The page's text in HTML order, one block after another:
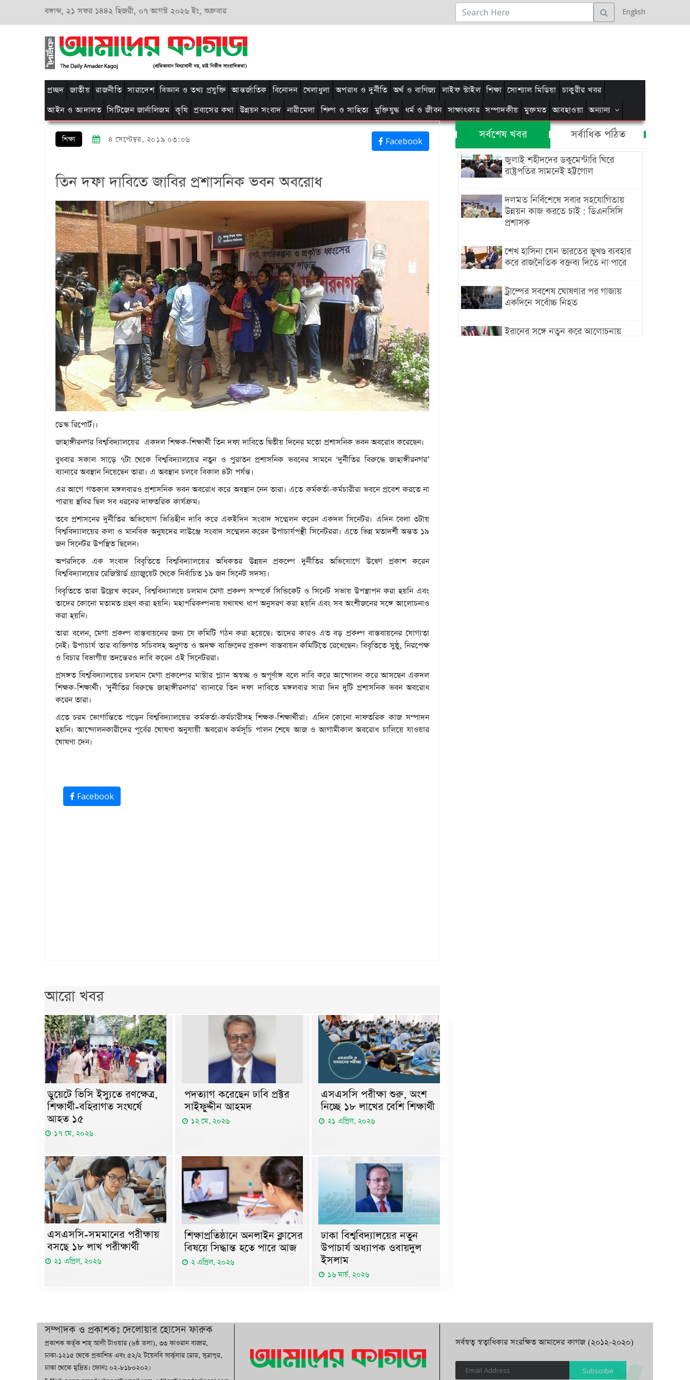
বঙ্গাব্দ, ২১ সফর ১৪৪২ হিজরী, ০৭ আগস্ট ২০২৬ ইং, শুক্রবার English
প্রচ্ছদ জাতীয় রাজনীতি সারাদেশ বিজ্ঞান ও তথ্য প্রযুক্তি আন্তর্জাতিক বিনোদন খেলাধুলা অপরাধ ও দুর্নীতি অর্থ ও বাণিজ্য লাইফ স্টাইল শিক্ষা সোশ্যাল মিডিয়া চাকুরীর খবর
আইন ও আদালত সিটিজেন জার্নালিজম কৃষি প্রবাসের কথা উন্নয়ন সংবাদ নারীমেলা শিল্প ও সাহিত্য মুক্তিযুদ্ধ ধর্ম ও জীবন সাক্ষাৎকার সম্পাদকীয় মুক্তমত আবহাওয়া অন্যান্য
শিক্ষা ৪ সেপ্টেম্বর, ২০১৯ ০৩:০৬ Facebook
তিন দফা দাবিতে জাবির প্রশাসনিক ভবন অবরোধ
ডেস্ক রিপোর্ট।।
জাহাঙ্গীরনগর বিশ্ববিদ্যালয়ের একদল শিক্ষক-শিক্ষার্থী তিন দফা দাবিতে দ্বিতীয় দিনের মতো প্রশাসনিক ভবন অবরোধ করেছেন।
বুধবার সকাল সাড়ে ৭টা থেকে বিশ্ববিদ্যালয়ের নতুন ও পুরাতন প্রশাসনিক ভবনের সামনে ‘দুর্নীতির বিরুদ্ধে জাহাঙ্গীরনগর’
ব্যানারে অবস্থান নিয়েছেন তারা। এ অবস্থান চলবে বিকাল ৪টা পর্যন্ত।
এর আগে গতকাল মঙ্গলবারও প্রশাসনিক ভবন অবরোধ করে অবস্থান নেন তারা। এতে কর্মকর্তা-কর্মচারীরা ভবনে প্রবেশ করতে না
পারায় স্থবির ছিল সব ধরনের দাফতরিক কার্যক্রম।
তবে প্রশাসনের দুর্নীতির অভিযোগ ভিত্তিহীন দাবি করে একইদিন সংবাদ সম্মেলন করেন একদল সিনেটর। এদিন বেলা ৩টায়
বিশ্ববিদ্যালয়ের কলা ও মানবিক অনুষদের লাউঞ্জে সংবাদ সম্মেলন করেন উপাচার্যপন্থী সিনেটররা। এতে ভিন্ন মতাদর্শী অন্তত ১৯
জন সিনেটর উপস্থিত ছিলেন।
অপরদিকে এক সংবাদ বিবৃতিতে বিশ্ববিদ্যালয়ের অধিকতর উন্নয়ন প্রকল্পে দুর্নীতির অভিযোগে উদ্বেগ প্রকাশ করেন
বিশ্ববিদ্যালয়ের রেজিস্টার্ড গ্র্যাজুয়েট থেকে নির্বাচিত ১৯ জন সিনেট সদস্য।
বিবৃতিতে তারা উল্লেখ করেন, বিশ্ববিদ্যালয়ে চলমান মেগা প্রকল্প সম্পর্কে সিন্ডিকেট ও সিনেট সভায় উপস্থাপন করা হয়নি এবং
তাদের কোনো মতামত গ্রহণ করা হয়নি। মহাপরিকল্পনায় যথাযথ ধাপ অনুসরণ করা হয়নি এবং সব অংশীজনের সঙ্গে আলোচনাও
করা হয়নি।
তারা বলেন, মেগা প্রকল্প বাস্তবায়নের জন্য যে কমিটি গঠন করা হয়েছে। তাদের কারও এত বড় প্রকল্প বাস্তবায়নের যোগ্যতা
নেই। উপাচার্য তার ব্যক্তিগত সচিবসহ অনুগত ও অদক্ষ ব্যক্তিদের প্রকল্প বাস্তবায়ন কমিটিতে রেখেছেন। বিবৃতিতে সুষ্ঠু, নিরপেক্ষ
ও বিচার বিভাগীয় তদন্তেরও দাবি করেন এই সিনেটররা।
প্রসঙ্গত বিশ্ববিদ্যালয়ের চলমান মেগা প্রকল্পের মাস্টার প্ল্যান অস্বচ্ছ ও অপূর্ণাঙ্গ বলে দাবি করে আন্দোলন করে আসছেন একদল
শিক্ষক-শিক্ষার্থী। ‘দুর্নীতির বিরুদ্ধে জাহাঙ্গীরনগর’ ব্যানারে তিন দফা দাবিতে মঙ্গলবার সারা দিন দুটি প্রশাসনিক ভবন অবরোধ
করেন তারা।
এতে চরম ভোগান্তিতে পড়েন বিশ্ববিদ্যালয়ের কর্মকর্তা-কর্মচারীসহ শিক্ষক-শিক্ষার্থীরা। এদিন কোনো দাফতরিক কাজ সম্পাদন
হয়নি। আন্দোলনকারীদের পূর্বের ঘোষণা অনুযায়ী অবরোধ কর্মসূচি পালন শেষে আজ ও আগামীকাল অবরোধ চালিয়ে যাওয়ার
ঘোষণা দেন।
Facebook
আরো খবর
ডুয়েটে ভিসি ইস্যুতে রণক্ষেত্র,
শিক্ষার্থী-বহিরাগত সংঘর্ষে
আহত ১৫
১৭ মে, ২০২৬
পদত্যাগ করেছেন ঢাবি প্রক্টর
সাইফুদ্দীন আহমদ
১২ মে, ২০২৬
এসএসসি পরীক্ষা শুরু, অংশ
নিচ্ছে ১৮ লাখের বেশি শিক্ষার্থী
২১ এপ্রিল, ২০২৬
এসএসসি-সমমানের পরীক্ষায়
বসছে ১৮ লাখ পরীক্ষার্থী
২১ এপ্রিল, ২০২৬
শিক্ষাপ্রতিষ্ঠানে অনলাইন ক্লাসের
বিষয়ে সিদ্ধান্ত হতে পারে আজ
২ এপ্রিল, ২০২৬
ঢাকা বিশ্ববিদ্যালয়ের নতুন
উপাচার্য অধ্যাপক ওবায়দুল
ইসলাম
১৬ মার্চ, ২০২৬
সর্বশেষ খবর সর্বাধিক পঠিত
জুলাই শহীদদের ডকুমেন্টারি ঘিরে
রাষ্ট্রপতির সামনেই হট্টগোল
দলমত নির্বিশেষে সবার সহযোগিতায়
উন্নয়ন কাজ করতে চাই : ডিএনসিসি
প্রশাসক
শেখ হাসিনা যেন ভারতের ভূখণ্ড ব্যবহার
করে রাজনৈতিক বক্তব্য দিতে না পারে
ট্রাম্পের সবশেষ ঘোষণার পর গাজায়
একদিনে সর্বোচ্চ নিহত
ইরানের সঙ্গে নতুন করে আলোচনায়
সম্পাদক ও প্রকাশকঃ দেলোয়ার হোসেন ফারুক
প্রকাশক কর্তৃক শাহ্ আলী টাওয়ার (৬ষ্ঠ তলা), ৩৩ কাওরান বাজার,
ঢাকা-১২১৫ থেকে প্রকাশিত এবং ৫২/২ টয়েনবি সার্কুলার রোড, সুত্রাপুর,
ঢাকা থেকে মুদ্রিত। ফোনঃ ০২-৮১৮০২০২।
সর্বস্বত্ব স্বত্বাধিকার সংরক্ষিত আমাদের কাগজ (২০১২-২০২০)